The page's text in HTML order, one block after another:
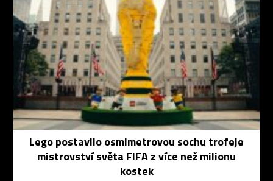
Lego postavilo osmimetrovou sochu trofeje
mistrovství světa FIFA z více než milionu
kostek